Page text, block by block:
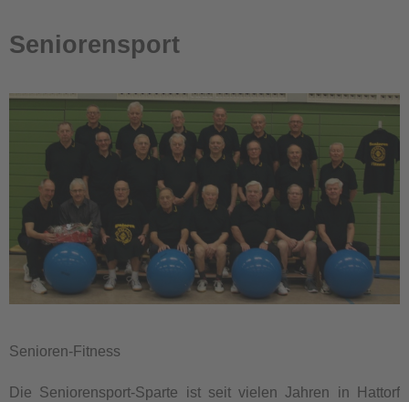
Seniorensport
Senioren-Fitness
Die Seniorensport-Sparte ist seit vielen Jahren in Hattorf